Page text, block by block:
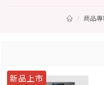
商品
新品上市